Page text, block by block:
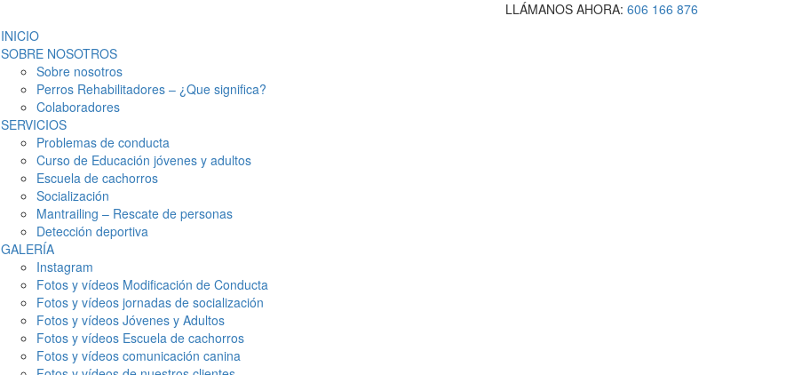
LLÁMANOS AHORA: 606 166 876
INICIO
SOBRE NOSOTROS
Sobre nosotros
Perros Rehabilitadores – ¿Que significa?
Colaboradores
SERVICIOS
Problemas de conducta
Curso de Educación jóvenes y adultos
Escuela de cachorros
Socialización
Mantrailing – Rescate de personas
Detección deportiva
GALERÍA
Instagram
Fotos y vídeos Modificación de Conducta
Fotos y vídeos jornadas de socialización
Fotos y vídeos Jóvenes y Adultos
Fotos y vídeos Escuela de cachorros
Fotos y vídeos comunicación canina